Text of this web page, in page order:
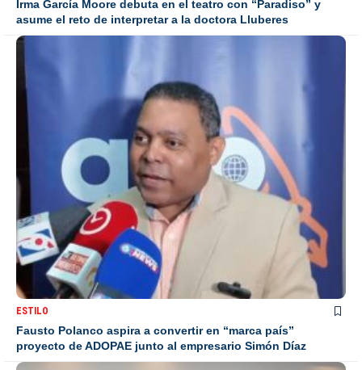
Irma García Moore debuta en el teatro con “Paradiso” y
asume el reto de interpretar a la doctora Lluberes
ESTILO
Fausto Polanco aspira a convertir en “marca país”
proyecto de ADOPAE junto al empresario Simón Díaz